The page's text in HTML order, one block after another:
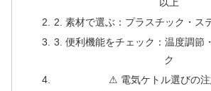
2. 素材で選ぶ：プラスチック・ス
3. 便利機能をチェック：温度調節
ク
⚠ 電気ケトル選びの